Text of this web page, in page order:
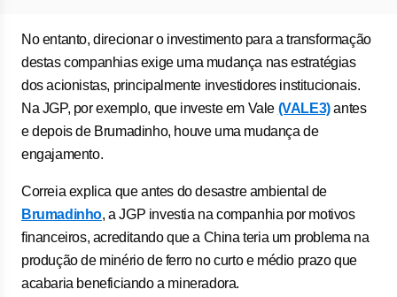
No entanto, direcionar o investimento para a transformação
destas companhias exige uma mudança nas estratégias
dos acionistas, principalmente investidores institucionais.
Na JGP, por exemplo, que investe em Vale (VALE3)antes
e depois de Brumadinho, houve uma mudança de
engajamento.
Correia explica que antes do desastre ambiental de
Brumadinho, a JGP investia na companhia por motivos
financeiros, acreditando que a China teria um problema na
produção de minério de ferro no curto e médio prazo que
acabaria beneficiando a mineradora.